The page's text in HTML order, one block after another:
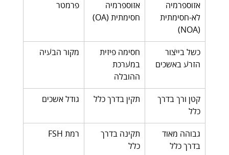
פרמטר
אזוספרמיה
חסימתית (OA)
אזוספרמיה
לא-חסימתית
(NOA)
מקור הבעיה
חסימה פיזית
במערכת
ההובלה
כשל בייצור
הזרע באשכים
גודל אשכים תקין בדרך כלל
קטן ורך בדרך
כלל
רמת FSH
תקינה בדרך
כלל
גבוהה מאוד
בדרך כלל